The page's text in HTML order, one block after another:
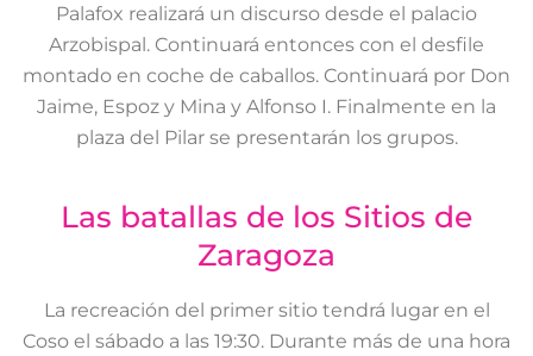
Palafox realizará un discurso desde el palacio
Arzobispal. Continuará entonces con el desfile
montado en coche de caballos. Continuará por Don
Jaime, Espoz y Mina y Alfonso I. Finalmente en la
plaza del Pilar se presentarán los grupos.
Las batallas de los Sitios de
Zaragoza
La recreación del primer sitio tendrá lugar en el
Coso el sábado a las 19:30. Durante más de una hora